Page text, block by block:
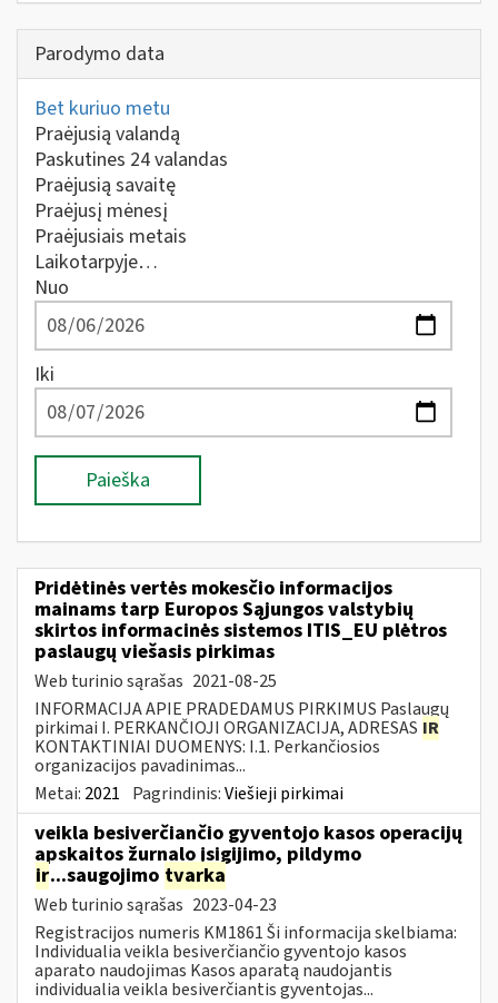
Parodymo data
Bet kuriuo metu
Praėjusią valandą
Paskutines 24 valandas
Praėjusią savaitę
Praėjusį mėnesį
Praėjusiais metais
Laikotarpyje…
Nuo
Iki
Paieška
Pridėtinės vertės mokesčio informacijos
mainams tarp Europos Sąjungos valstybių
skirtos informacinės sistemos ITIS_EU plėtros
paslaugų viešasis pirkimas
Web turinio sąrašas 2021-08-25
INFORMACIJA APIE PRADEDAMUS PIRKIMUS Paslaugų
pirkimai I. PERKANČIOJI ORGANIZACIJA, ADRESAS IR
KONTAKTINIAI DUOMENYS: I.1. Perkančiosios
organizacijos pavadinimas...
Metai: 2021 Pagrindinis:Viešieji pirkimai
veikla besiverčiančio gyventojo kasos operacijų
apskaitos žurnalo įsigijimo, pildymo
ir...saugojimo tvarka
Web turinio sąrašas 2023-04-23
Registracijos numeris KM1861 Ši informacija skelbiama:
Individualia veikla besiverčiančio gyventojo kasos
aparato naudojimas Kasos aparatą naudojantis
individualia veikla besiverčiantis gyventojas...